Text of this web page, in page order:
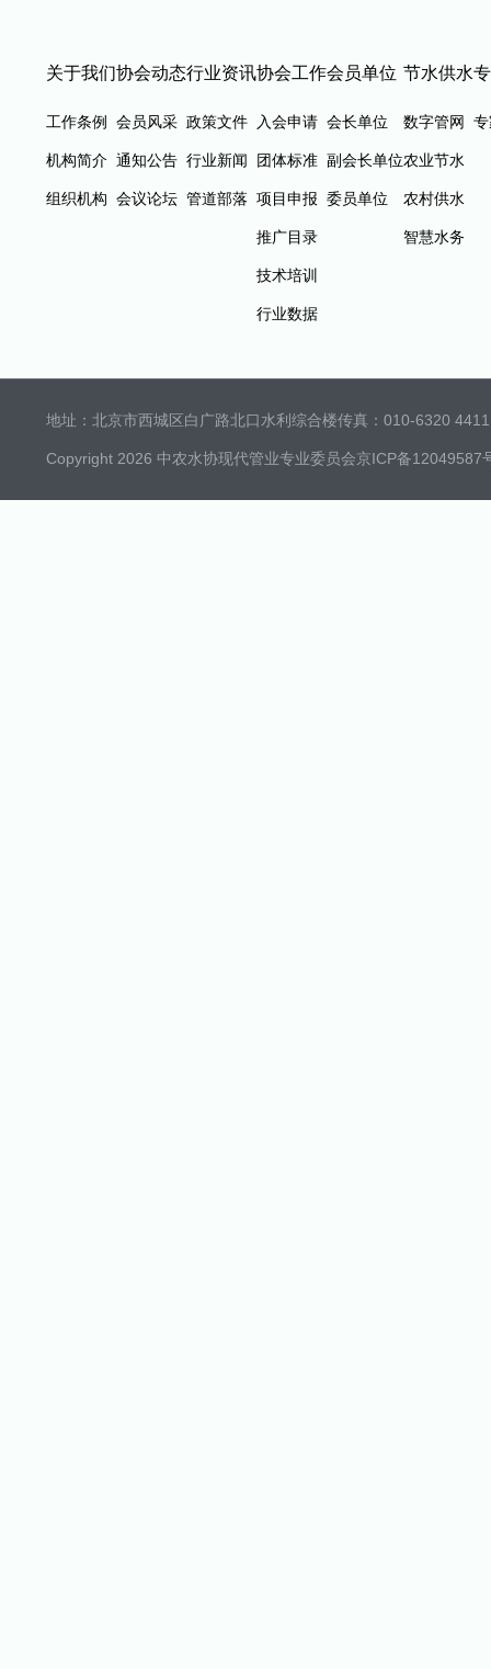
关于我们
工作条例
机构简介
组织机构
协会动态
会员风采
通知公告
会议论坛
行业资讯
政策文件
行业新闻
管道部落
协会工作
入会申请
团体标准
项目申报
推广目录
技术培训
行业数据
会员单位
会长单位
副会长单位
委员单位
节水供水
数字管网
农业节水
农村供水
智慧水务
地址：北京市西城区白广路北口水利综合楼传真：010-6320
Copyright 2026 中农水协现代管业专业委员会京ICP备12049587